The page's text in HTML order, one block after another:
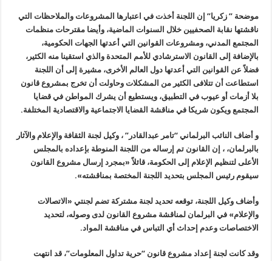
موضحة ” زكريا” إن اللجنة أخذت في اعتبارها المشروعات والملاحظات التي
ناقشتها نقابة الصحفيين خلال السنوات الماضية، وأيضا مقترحات منظمات
المجتمع المدني، ومشروعات القوانين التي أعدتها الجهات الحكومية،
بالإضافة إلى القانون الاسترشادي للأمم المتحدة والذي استقينا منه الكثير،
فضلاً عن القوانين التي أعدتها دول العالم الأخرى، مشيرة إلى أن اللجنة
استطاعت أن تتلافى الكثير من المشكلات وحاولت أن تخرج بمشروع قانون
بلا أزمات أو عيوب في التطبيق، ويستطيع أن يشرك المواطن في قضايا
المجتمع ويكون شريكا في مناقشة القضايا الاجتماعية والاقتصادية المختلفة.
و أضاف النائب البرلماني “تامر عبدالقادر” ، وكيل لجنة الثقافة والإعلام والآثار
بالبرلمان، ، إن القانون تم إرساله من اللجنة المنوطة بإعداده بالمجلس
الأعلى لتنظيم الإعلام إلى الحكومة، قائلاً «بمجرد إرسال مشروع القانون
سيقوم رئيس المجلس بتحديد اللجنة المختصة بمناقشته».
وأضاف وكيل اللجنة، توقعه تحديد لجنة مشتركة تضم لجنتي «الاتصالات
والإعلام» في البرلمان لمناقشة مشروع القانون لدى وصوله، لتحديد
الاختصاصات وعدم إحداث أي التباس في مناقشة المواد.
وقد كانت لجنة إعداد مشروع قانون “حرية تداول المعلومات”، قد انتهت